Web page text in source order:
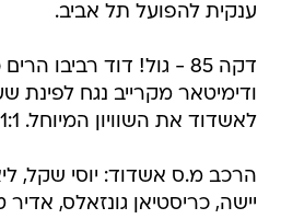
ענקית להפועל תל אביב.
דקה 85 - גול! דוד רביבו
ודימיטאר מקרייב נגח לפינת
לאשדוד את השוויון המיוחל. 1:1.
הרכב מ.ס אשדוד: יוסי שקל,
יישה, כריסטיאן גונזאלס, אדיר